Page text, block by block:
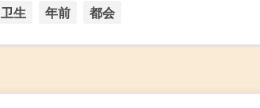
卫生 年前 都会